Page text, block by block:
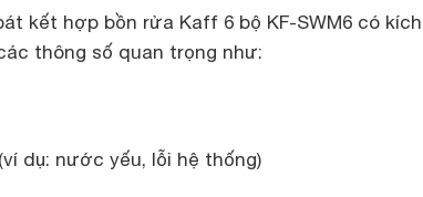
kết hợp bồn rửa Kaff 6 bộ KF-SWM6 có kích
thông số quan trọng như:
dụ: nước yếu, lỗi hệ thống)